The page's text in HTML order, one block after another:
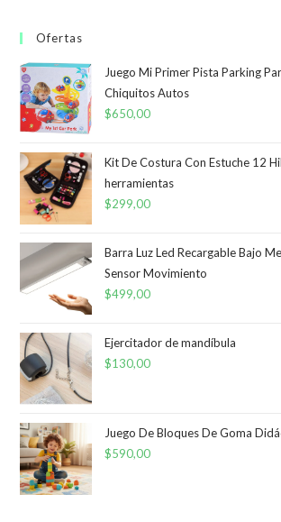
Ofertas
Juego Mi Primer Pista Parking
Chiquitos Autos
$650,00
Kit De Costura Con Estuche 12
herramientas
$299,00
Barra Luz Led Recargable Bajo
Sensor Movimiento
$499,00
Ejercitador de mandíbula
$130,00
Juego De Bloques De Goma
$590,00